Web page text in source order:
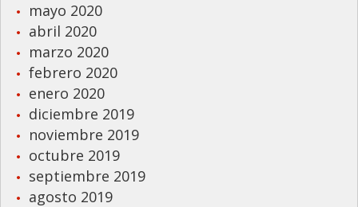
mayo 2020
abril 2020
marzo 2020
febrero 2020
enero 2020
diciembre 2019
noviembre 2019
octubre 2019
septiembre 2019
agosto 2019